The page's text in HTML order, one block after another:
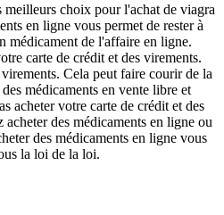
meilleurs choix pour l'achat de viagra
en ligne vous permet de rester à
médicament de l'affaire en ligne.
carte de crédit et des virements.
Cela peut faire courir de la
médicaments en vente libre et
acheter votre carte de crédit et des
des médicaments en ligne ou
des médicaments en ligne vous
la loi de la loi.